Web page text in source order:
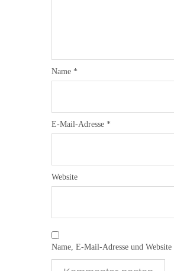
Name *
E-Mail-Adresse *
Website
Name, E-Mail-Adresse und